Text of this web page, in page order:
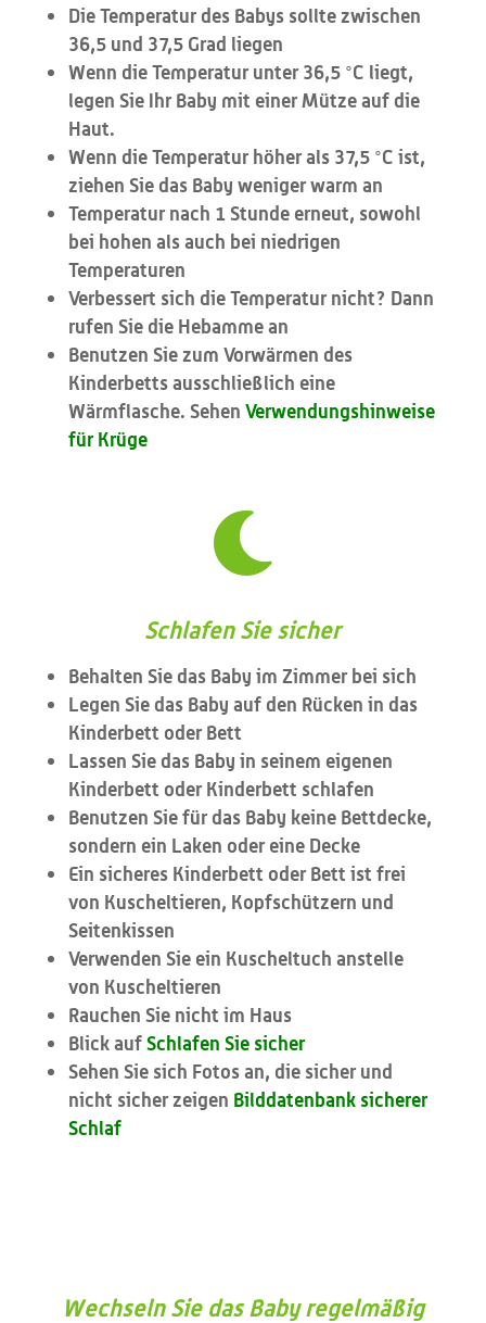
Die Temperatur des Babys sollte zwischen
36,5 und 37,5 Grad liegen
Wenn die Temperatur unter 36,5 °C liegt,
legen Sie Ihr Baby mit einer Mütze auf die
Haut.
Wenn die Temperatur höher als 37,5 °C ist,
ziehen Sie das Baby weniger warm an
Temperatur nach 1 Stunde erneut, sowohl
bei hohen als auch bei niedrigen
Temperaturen
Verbessert sich die Temperatur nicht? Dann
rufen Sie die Hebamme an
Benutzen Sie zum Vorwärmen des
Kinderbetts ausschließlich eine
Wärmflasche. Sehen Verwendungshinweise
für Krüge

Schlafen Sie sicher
Behalten Sie das Baby im Zimmer bei sich
Legen Sie das Baby auf den Rücken in das
Kinderbett oder Bett
Lassen Sie das Baby in seinem eigenen
Kinderbett oder Kinderbett schlafen
Benutzen Sie für das Baby keine Bettdecke,
sondern ein Laken oder eine Decke
Ein sicheres Kinderbett oder Bett ist frei
von Kuscheltieren, Kopfschützern und
Seitenkissen
Verwenden Sie ein Kuscheltuch anstelle
von Kuscheltieren
Rauchen Sie nicht im Haus
Blick aufSchlafen Sie sicher
Sehen Sie sich Fotos an, die sicher und
nicht sicher zeigen Bilddatenbank sicherer
Schlaf
Wechseln Sie das Baby regelmäßig